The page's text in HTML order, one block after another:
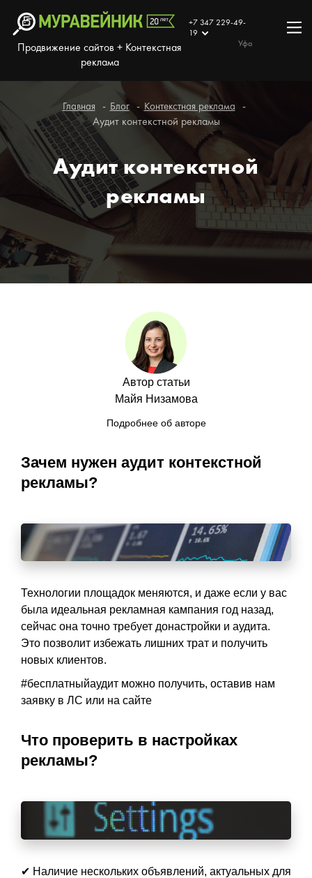
Продвижение сайтов + Контекстная
реклама
+7 347 229-49-
19
Уфа
Главная Блог Контекстная реклама
Аудит контекстной рекламы
Аудит контекстной
рекламы
Автор статьи
Майя Низамова
Подробнее об авторе
Зачем нужен аудит контекстной
рекламы?
Технологии площадок меняются, и даже если у вас
была идеальная рекламная кампания год назад,
сейчас она точно требует донастройки и аудита.
Это позволит избежать лишних трат и получить
новых клиентов.
#бесплатныйаудит можно получить, оставив нам
заявку в ЛС или на сайте
Что проверить в настройках
рекламы?
✔ Наличие нескольких объявлений, актуальных для